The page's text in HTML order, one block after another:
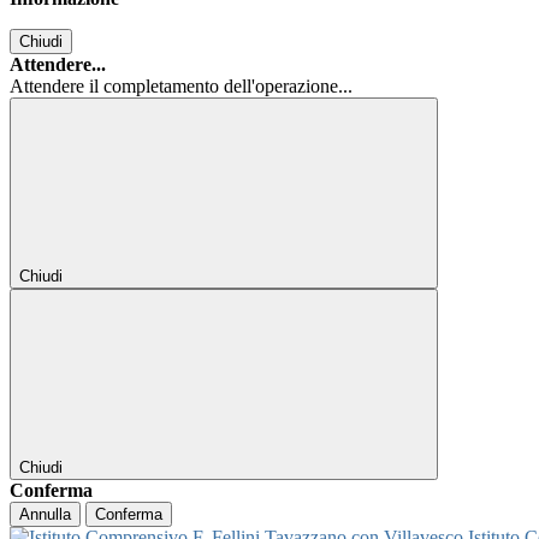
Chiudi
Attendere...
Attendere il completamento dell'operazione...
Chiudi
Chiudi
Conferma
Annulla Conferma